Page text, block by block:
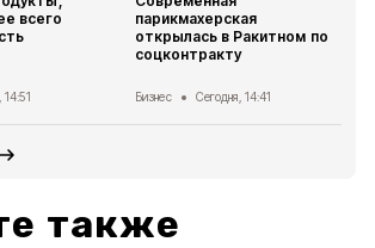
всего
14:51
парикмахерская
открылась в Ракитном по
соцконтракту
Бизнес Сегодня, 14:41
также